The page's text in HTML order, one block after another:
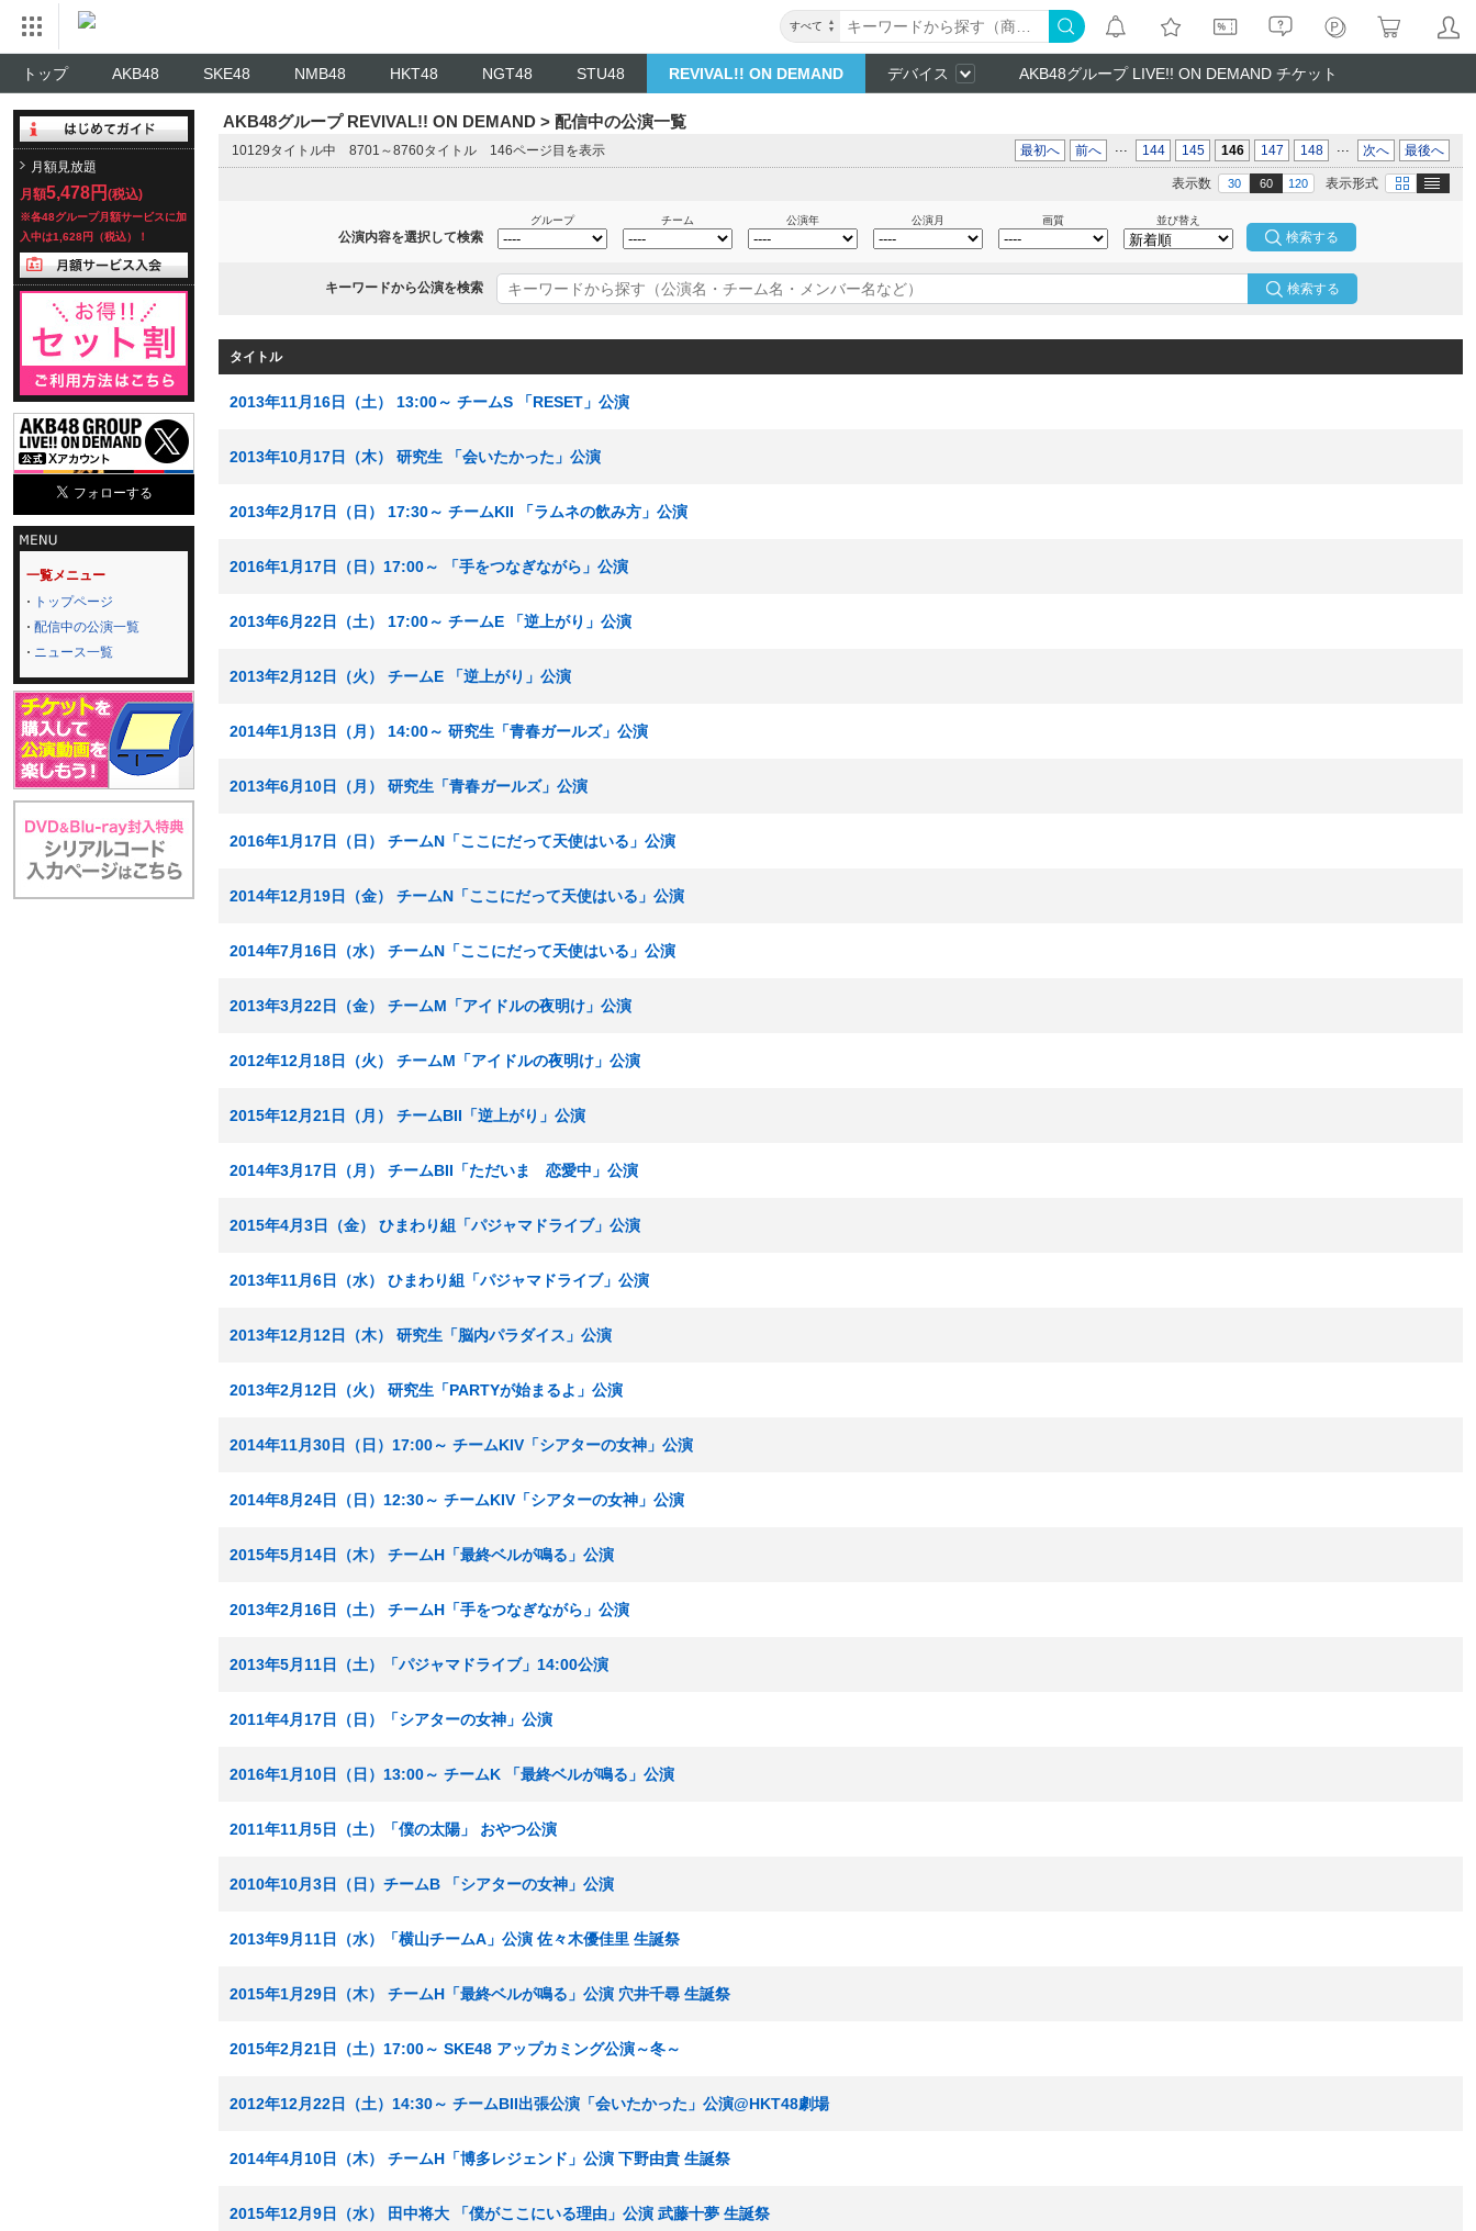
すべて
トップ AKB48 SKE48 NMB48 HKT48 NGT48 STU48 REVIVAL!! ON DEMAND デバイス AKB48グループ LIVE!! ON DEMAND チケット
月額見放題
月額5,478円 (税込)
※各48グループ月額サービスに加
入中は1,628円（税込）！
一覧メニュー
トップページ
配信中の公演一覧
ニュース一覧
AKB48グループ REVIVAL!! ON DEMAND > 配信中の公演一覧
10129タイトル中 8701～8760タイトル 146ページ目を表示 最初へ 前へ ... 144 145 146 147 148 ... 次へ 最後へ
表示形式 画像
表示数 30 60 120
公演内容を選択して検索
グループ チーム 公演年 公演月 画質 並び替え
キーワードから公演を検索 検索する
タイトル
2013年11月16日（土） 13:00～ チームS 「RESET」公演
2013年10月17日（木） 研究生 「会いたかった」公演
2013年2月17日（日） 17:30～ チームKII 「ラムネの飲み方」公演
2016年1月17日（日）17:00～ 「手をつなぎながら」公演
2013年6月22日（土） 17:00～ チームE 「逆上がり」公演
2013年2月12日（火） チームE 「逆上がり」公演
2014年1月13日（月） 14:00～ 研究生「青春ガールズ」公演
2013年6月10日（月） 研究生「青春ガールズ」公演
2016年1月17日（日） チームN「ここにだって天使はいる」公演
2014年12月19日（金） チームN「ここにだって天使はいる」公演
2014年7月16日（水） チームN「ここにだって天使はいる」公演
2013年3月22日（金） チームM「アイドルの夜明け」公演
2012年12月18日（火） チームM「アイドルの夜明け」公演
2015年12月21日（月） チームBII「逆上がり」公演
2014年3月17日（月） チームBII「ただいま 恋愛中」公演
2015年4月3日（金） ひまわり組「パジャマドライブ」公演
2013年11月6日（水） ひまわり組「パジャマドライブ」公演
2013年12月12日（木） 研究生「脳内パラダイス」公演
2013年2月12日（火） 研究生「PARTYが始まるよ」公演
2014年11月30日（日）17:00～ チームKIV「シアターの女神」公演
2014年8月24日（日）12:30～ チームKIV「シアターの女神」公演
2015年5月14日（木） チームH「最終ベルが鳴る」公演
2013年2月16日（土） チームH「手をつなぎながら」公演
2013年5月11日（土）「パジャマドライブ」14:00公演
2011年4月17日（日）「シアターの女神」公演
2016年1月10日（日）13:00～ チームK 「最終ベルが鳴る」公演
2011年11月5日（土）「僕の太陽」 おやつ公演
2010年10月3日（日）チームB 「シアターの女神」公演
2013年9月11日（水）「横山チームA」公演 佐々木優佳里 生誕祭
2015年1月29日（木） チームH「最終ベルが鳴る」公演 穴井千尋 生誕祭
2015年2月21日（土）17:00～ SKE48 アップカミング公演～冬～
2012年12月22日（土）14:30～ チームBII出張公演「会いたかった」公演@HKT48劇場
2014年4月10日（木） チームH「博多レジェンド」公演 下野由貴 生誕祭
2015年12月9日（水） 田中将大 「僕がここにいる理由」公演 武藤十夢 生誕祭